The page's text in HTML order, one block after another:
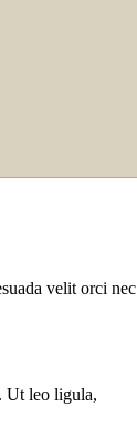
velit orci nec
Ut leo ligula,